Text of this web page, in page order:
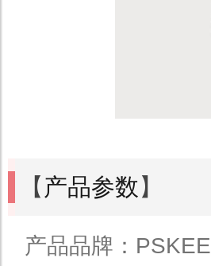
【 产品参数 】
产品品牌：PSKEE